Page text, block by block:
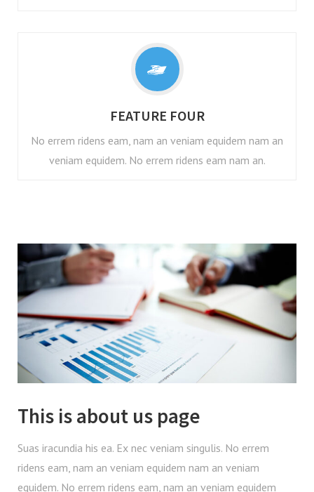
FEATURE FOUR
No errem ridens eam, nam an veniam equidem nam an
veniam equidem. No errem ridens eam nam an.
This is about us page
Suas iracundia his ea. Ex nec veniam singulis. No errem
ridens eam, nam an veniam equidem nam an veniam
equidem. No errem ridens eam, nam an veniam equidem